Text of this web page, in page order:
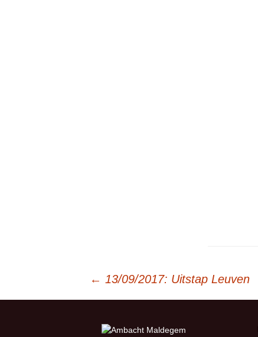
Berichtnavigatie
← 13/09/2017: Uitstap Leuven